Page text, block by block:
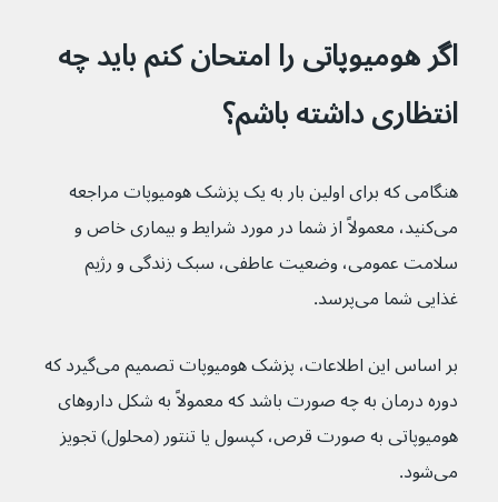
اگر هومیوپاتی را امتحان کنم باید چه
انتظاری داشته باشم؟
هنگامی که برای اولین بار به یک پزشک هومیوپات مراجعه
می‌کنید، معمولاً از شما در مورد شرایط و بیماری خاص و
سلامت عمومی، وضعیت عاطفی، سبک زندگی و رژیم
غذایی شما می‌پرسد.
بر اساس این اطلاعات، پزشک هومیوپات تصمیم می‌گیرد که
دوره درمان به چه صورت باشد که معمولاً به شکل داروهای
هومیوپاتی به صورت قرص، کپسول یا تنتور (محلول) تجویز
می‌شود.